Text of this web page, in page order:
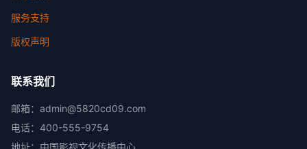
服务支持
版权声明
联系我们
邮箱： admin@5820cd09.com
电话： 400-555-9754
地址： 中国影视文化传播中心